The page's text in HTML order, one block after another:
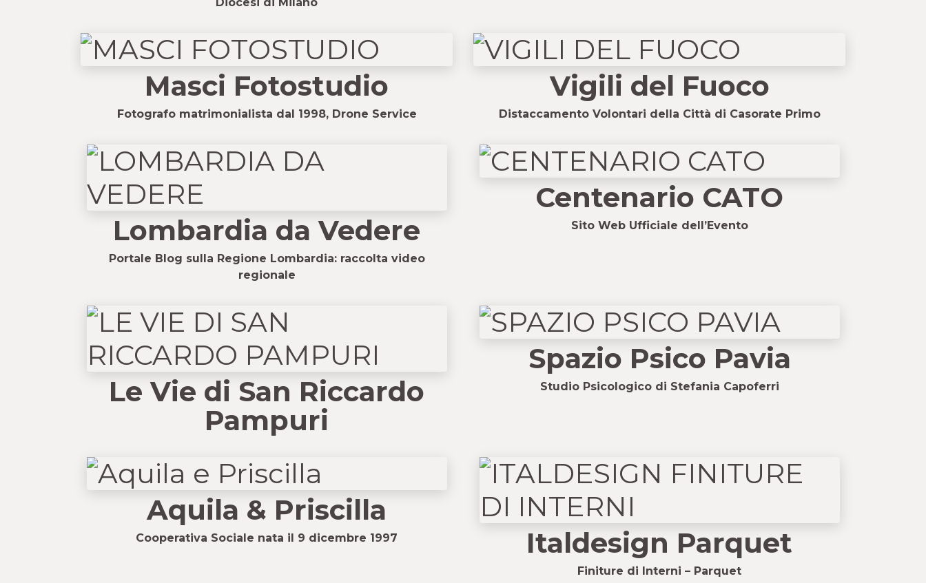
Masci Fotostudio
Fotografo matrimonialista dal 1998, Drone Service
Vigili del Fuoco
Distaccamento Volontari della Città di Casorate Primo
Lombardia da Vedere
Portale Blog sulla Regione Lombardia: raccolta video
regionale
Centenario CATO
Sito Web Ufficiale dell’Evento
Le Vie di San Riccardo
Pampuri
Spazio Psico Pavia
Studio Psicologico di Stefania Capoferri
Aquila & Priscilla
Cooperativa Sociale nata il 9 dicembre 1997 Italdesign Parquet
Finiture di Interni – Parquet